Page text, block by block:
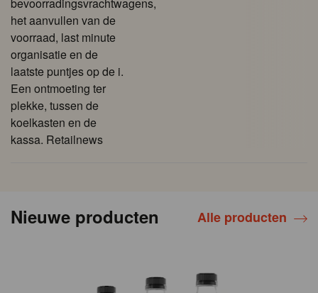
het aanvullen van de
voorraad, last minute
organisatie en de
laatste puntjes op de i.
Een ontmoeting ter
plekke, tussen de
koelkasten en de
kassa. Retailnews
Nieuwe producten Alle producten